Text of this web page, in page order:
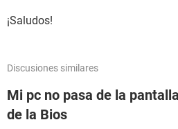
¡Saludos!
Discusiones similares
Mi pc no pasa de la
de la Bios